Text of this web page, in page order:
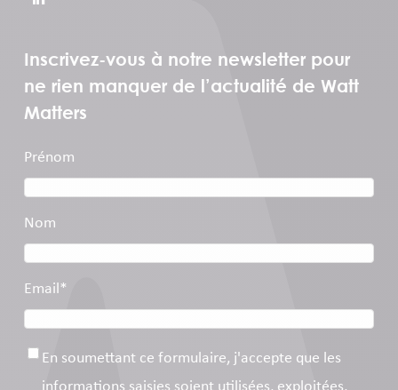
Inscrivez-vous à notre newsletter pour
ne rien manquer de l’actualité de Watt
Matters
Prénom
Nom
Email*
Consentement*
En soumettant ce formulaire, j'accepte que les